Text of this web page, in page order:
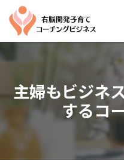
主婦もビジネ
するコ